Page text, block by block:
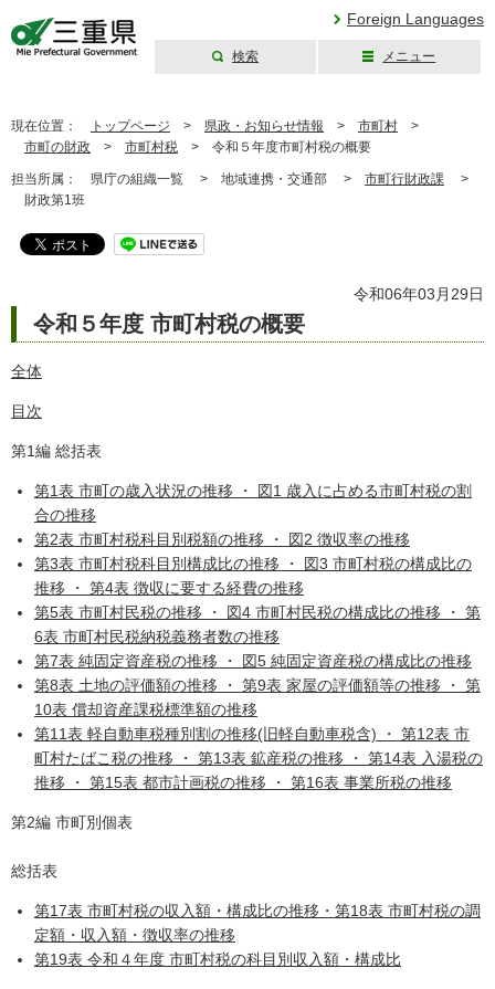
Foreign Languages
検索 メニュー
現在位置： トップページ > 県政・お知らせ情報 > 市町村 >
市町の財政 > 市町村税 > 令和５年度市町村税の概要
担当所属： 県庁の組織一覧 > 地域連携・交通部 > 市町行財政課 >
財政第1班
令和06年03月29日
令和５年度 市町村税の概要
全体
目次
第1編 総括表
第1表 市町の歳入状況の推移 ・ 図1 歳入に占める市町村税の割
合の推移
第2表 市町村税科目別税額の推移 ・ 図2 徴収率の推移
第3表 市町村税科目別構成比の推移 ・ 図3 市町村税の構成比の
推移 ・ 第4表 徴収に要する経費の推移
第5表 市町村民税の推移 ・ 図4 市町村民税の構成比の推移 ・ 第
6表 市町村民税納税義務者数の推移
第7表 純固定資産税の推移 ・ 図5 純固定資産税の構成比の推移
第8表 土地の評価額の推移 ・ 第9表 家屋の評価額等の推移 ・ 第
10表 償却資産課税標準額の推移
第11表 軽自動車税種別割の推移(旧軽自動車税含) ・ 第12表 市
町村たばこ税の推移 ・ 第13表 鉱産税の推移 ・ 第14表 入湯税の
推移 ・ 第15表 都市計画税の推移 ・ 第16表 事業所税の推移
第2編 市町別個表
総括表
第17表 市町村税の収入額・構成比の推移・第18表 市町村税の調
定額・収入額・徴収率の推移
第19表 令和４年度 市町村税の科目別収入額・構成比